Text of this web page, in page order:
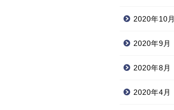
2020年10月
2020年9月
2020年8月
2020年4月